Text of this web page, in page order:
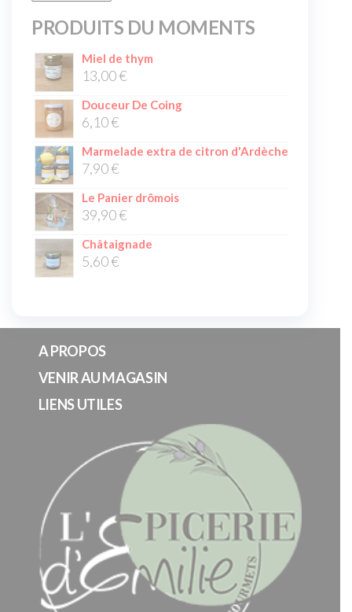
PRODUITS DU MOMENTS
Miel de thym
13,00€
Douceur De Coing
6,10€
Marmelade extra de citron d'Ardèche
7,90€
Le Panier drômois
39,90€
Châtaignade
5,60€
A PROPOS
VENIR AU MAGASIN
LIENS UTILES